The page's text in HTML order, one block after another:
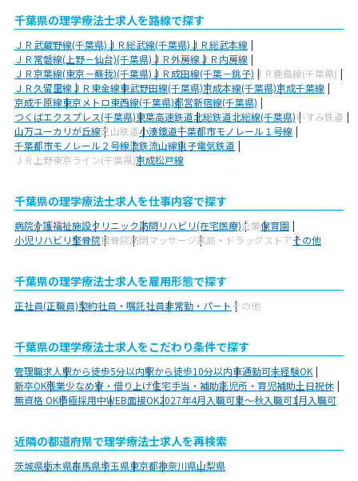
千葉県の理学療法士求人を路線で探す
ＪＲ武蔵野線(千葉県)ＪＲ総武線(千葉県)ＪＲ総武本線
ＪＲ常磐線(上野－仙台)(千葉県)ＪＲ外房線ＪＲ内房線
ＪＲ京葉線(東京－蘇我)(千葉県)ＪＲ成田線(千葉－銚子) ＪＲ鹿島線(千葉県)
ＪＲ久留里線ＪＲ東金線東武野田線(千葉県)京成本線(千葉県)京成千葉線
京成千原線東京メトロ東西線(千葉県)都営新宿線(千葉県)
つくばエクスプレス(千葉県)東葉高速鉄道北総鉄道北総線(千葉県)いすみ鉄道
山万ユーカリが丘線芝山鉄道小湊鐵道千葉都市モノレール１号線
千葉都市モノレール２号線流鉄流山線銚子電気鉄道
ＪＲ上野東京ライン(千葉県)京成松戸線
千葉県の理学療法士求人を仕事内容で探す
病院介護福祉施設クリニック訪問リハビリ(在宅医療)企業保育園
小児リハビリ整骨院接骨院訪問マッサージ薬局・ドラッグストアその他
千葉県の理学療法士求人を雇用形態で探す
正社員(正職員)契約社員・嘱託社員非常勤・パートその他
千葉県の理学療法士求人をこだわり条件で探す
管理職求人駅から徒歩5分以内駅から徒歩10分以内車通勤可未経験OK
新卒OK残業少なめ寮・借り上げ住宅手当・補助託児所・育児補助土日祝休
無資格 OK積極採用中WEB面接OK2027年4月入職可夏～秋入職可1月入職可
近隣の都道府県で理学療法士求人を再検索
茨城県栃木県群馬県埼玉県東京都神奈川県山梨県